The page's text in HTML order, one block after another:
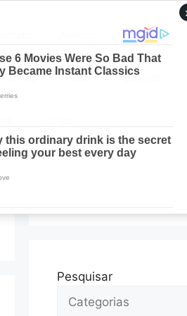
Biscoitos
Molhos Pães recheios
Pesquisar